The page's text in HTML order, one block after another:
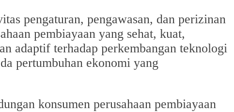
pengaturan, pengawasan, dan perizinan
pembiayaan yang sehat, kuat,
adaptif terhadap perkembangan teknologi
pertumbuhan ekonomi yang
konsumen perusahaan pembiayaan